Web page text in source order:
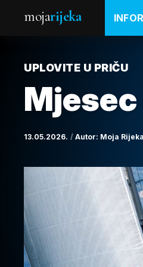
mojarijeka
UPLOVITE U PRIČU
Mjesec
13.05.2026. Autor: Moja Rijeka